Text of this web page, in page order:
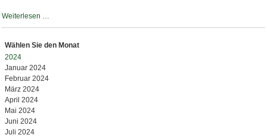
Weiterlesen …
Wählen Sie den Monat
2024
Januar 2024
Februar 2024
März 2024
April 2024
Mai 2024
Juni 2024
Juli 2024